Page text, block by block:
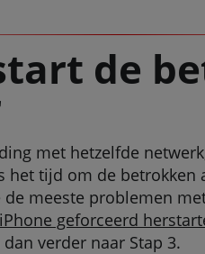
de
met hetzelfde
het tijd om de
de meeste problemen
geforceerd
verder naar Stap 3.